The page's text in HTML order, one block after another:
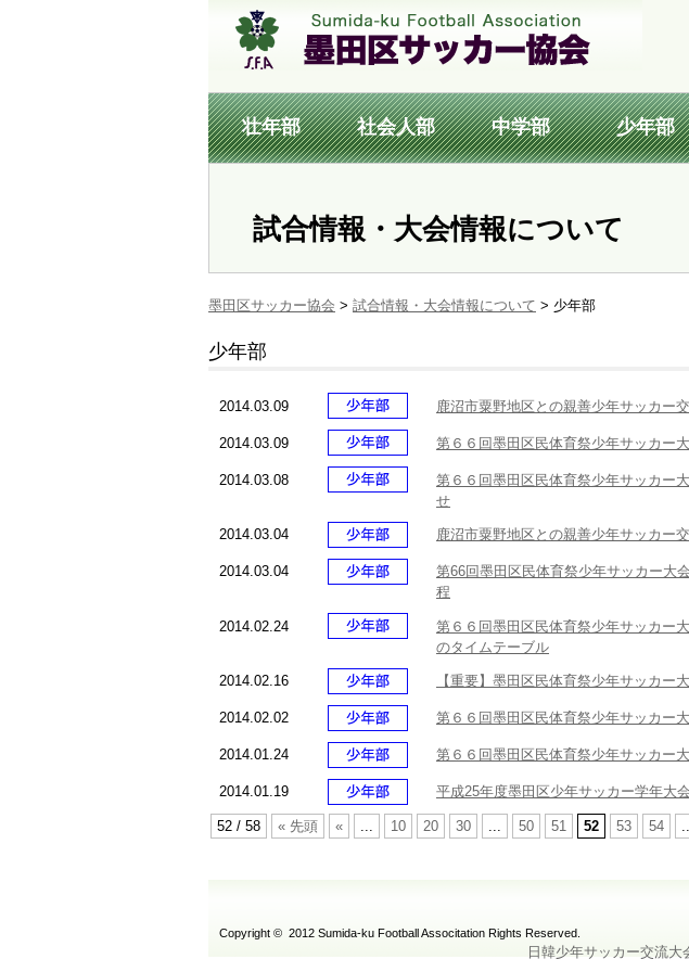
壮年部 社会人部 中学部 少年部
試合情報・大会情報について
墨田区サッカー協会 > 試合情報・大会情報について > 少年部
少年部
2014.03.09 鹿沼市粟野地区との親善少年サッカー
2014.03.09 第６６回墨田区民体育祭少年サッカー
2014.03.08
第６６回墨田区民体育祭少年サッカー
せ
2014.03.04 鹿沼市粟野地区との親善少年サッカー
2014.03.04
第66回墨田区民体育祭少年サッカー大
程
2014.02.24
第６６回墨田区民体育祭少年サッカー
のタイムテーブル
2014.02.16 【重要】墨田区民体育祭少年サッカー
2014.02.02 第６６回墨田区民体育祭少年サッカー
2014.01.24 第６６回墨田区民体育祭少年サッカー
2014.01.19 平成25年度墨田区少年サッカー学年大
52 / 58 « 先頭 « 10 20 30 50 51 52 53 54
Copyright © 2012 Sumida-ku Football Associtation Rights Reserved.
日韓少年サッカー交流大